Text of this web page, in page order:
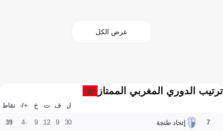
عرض الكل
ترتيب الدوري المغربي الممتاز
ل ف ت خ +/- نقاط
7 إتحاد طنجة 30
9
12
9
-4
39